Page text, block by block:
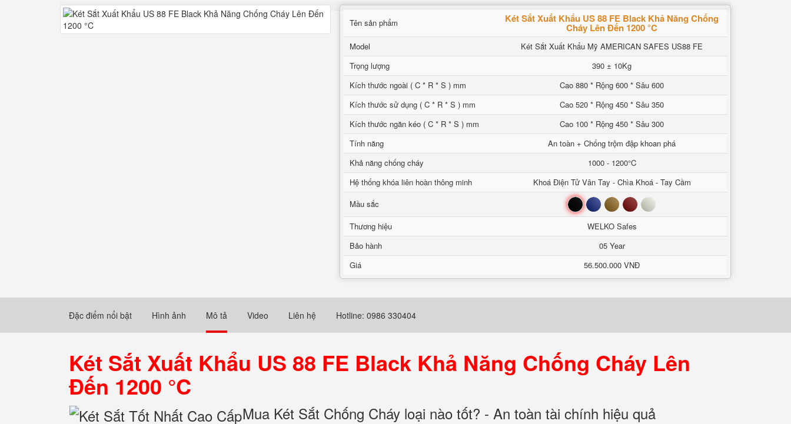
Tên sản phẩm Két Sắt Xuất Khẩu US 88 FE Black Khả Năng Chống
Cháy Lên Đến 1200 °C
Model
Két Sắt Xuất Khẩu Mỹ AMERICAN SAFES US88 FE
Trọng lượng
390 ± 10Kg
Kích thước ngoài ( C * R * S ) mm
Cao 880 * Rộng 600 * Sâu 600
Kích thước sử dụng ( C * R * S ) mm
Cao 520 * Rộng 450 * Sâu 350
Kích thước ngăn kéo ( C * R * S ) mm
Cao 100 * Rộng 450 * Sâu 300
Tính năng
An toàn + Chống trộm đập khoan phá
Khả năng chống cháy
1000 - 1200°C
Hệ thống khóa liên hoàn thông minh
Khoá Điện Tử Vân Tay - Chìa Khoá - Tay Cầm
Mầu sắc
Đen Xanh Nâu Đỏ Trắng
Thương hiệu
WELKO Safes
Bảo hành
05 Year
Giá
56.500.000 VNĐ
Đặc điểm nổi bật Hình ảnh Mô tả Video Liên hệ Hotline: 0986 330404
Két Sắt Xuất Khẩu US 88 FE Black Khả Năng Chống Cháy Lên
Đến 1200 °C
Mua Két Sắt Chống Cháy loại nào tốt? - An toàn tài chính hiệu quả